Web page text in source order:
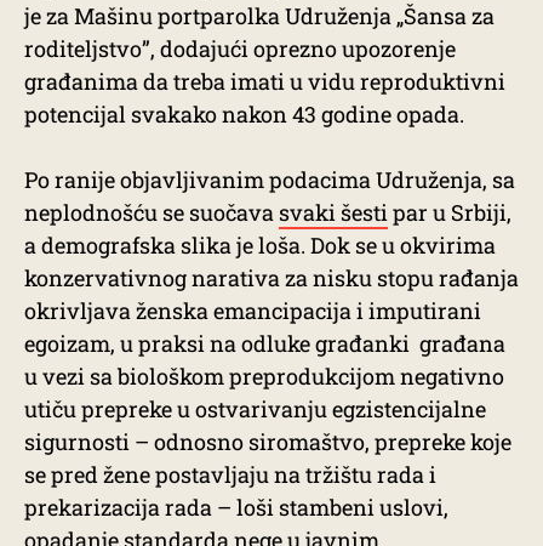
je za Mašinu portparolka Udruženja „Šansa za
roditeljstvo”, dodajući oprezno upozorenje
građanima da treba imati u vidu reproduktivni
potencijal svakako nakon 43 godine opada.
Po ranije objavljivanim podacima Udruženja, sa
neplodnošću se suočava svaki šestipar u Srbiji,
a demografska slika je loša. Dok se u okvirima
konzervativnog narativa za nisku stopu rađanja
okrivljava ženska emancipacija i imputirani
egoizam, u praksi na odluke građanki građana
u vezi sa biološkom preprodukcijom negativno
utiču prepreke u ostvarivanju egzistencijalne
sigurnosti – odnosno siromaštvo, prepreke koje
se pred žene postavljaju na tržištu rada i
prekarizacija rada – loši stambeni uslovi,
opadanje standarda nege u javnim